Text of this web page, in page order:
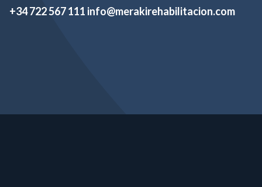
+34 722 567 111 info@merakirehabilitacion.com